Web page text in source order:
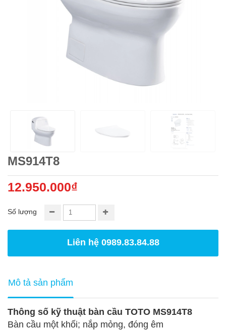
MS914T8
12.950.000₫
Số lượng
Liên hệ 0989.83.84.88
Mô tả sản phẩm
Thông số kỹ thuật bàn cầu TOTO MS914T8
Bàn cầu một khối; nắp mỏng, đóng êm